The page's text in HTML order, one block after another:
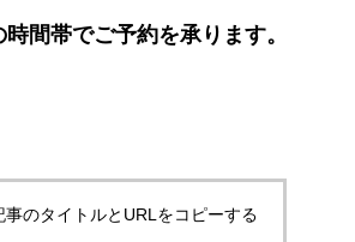
間帯でご予約を承ります。
事のタイトルとURLをコピーする